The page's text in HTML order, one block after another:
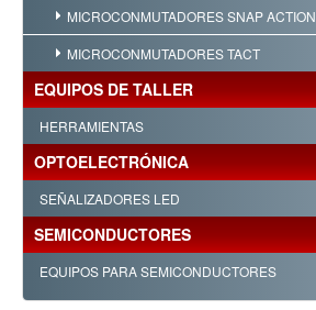
MICROCONMUTADORES SNAP ACTION
MICROCONMUTADORES TACT
EQUIPOS DE TALLER
HERRAMIENTAS
OPTOELECTRÓNICA
SEÑALIZADORES LED
SEMICONDUCTORES
EQUIPOS PARA SEMICONDUCTORES